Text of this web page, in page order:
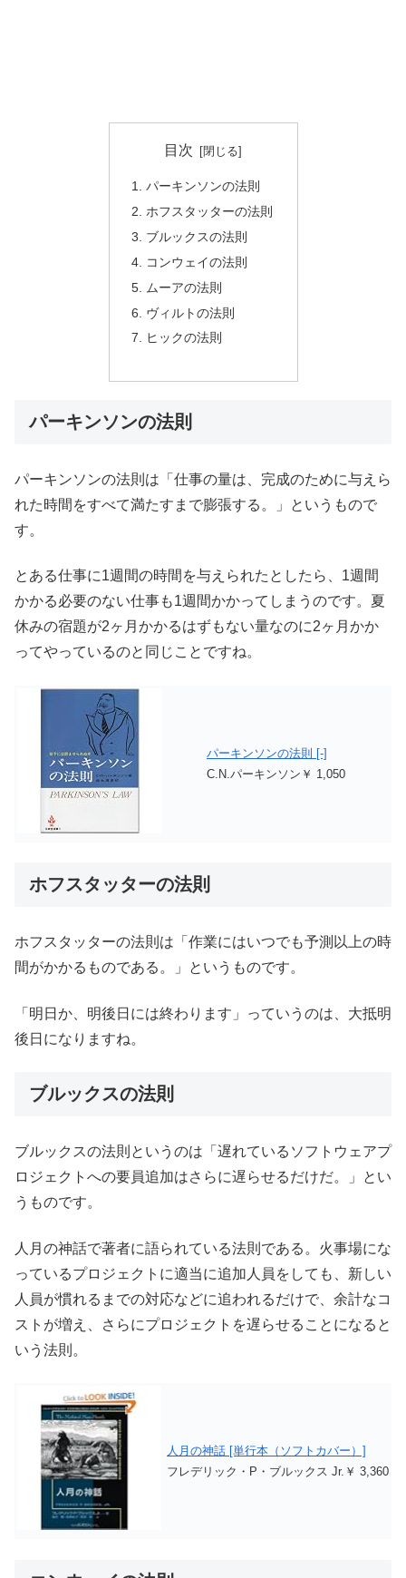
目次
パーキンソンの法則
ホフスタッターの法則
ブルックスの法則
コンウェイの法則
ムーアの法則
ヴィルトの法則
ヒックの法則
パーキンソンの法則
パーキンソンの法則は「仕事の量は、完成のために与えら
れた時間をすべて満たすまで膨張する。」というもので
す。
とある仕事に1週間の時間を与えられたとしたら、1週間
かかる必要のない仕事も1週間かかってしまうのです。夏
休みの宿題が2ヶ月かかるはずもない量なのに2ヶ月かか
ってやっているのと同じことですね。
パーキンソンの法則 [-]
C.N.パーキンソン￥ 1,050
ホフスタッターの法則
ホフスタッターの法則は「作業にはいつでも予測以上の時
間がかかるものである。」というものです。
「明日か、明後日には終わります」っていうのは、大抵明
後日になりますね。
ブルックスの法則
ブルックスの法則というのは「遅れているソフトウェアプ
ロジェクトへの要員追加はさらに遅らせるだけだ。」とい
うものです。
人月の神話で著者に語られている法則である。火事場にな
っているプロジェクトに適当に追加人員をしても、新しい
人員が慣れるまでの対応などに追われるだけで、余計なコ
ストが増え、さらにプロジェクトを遅らせることになると
いう法則。
人月の神話 [単行本（ソフトカバー）]
フレデリック・P・ブルックス Jr.￥ 3,360